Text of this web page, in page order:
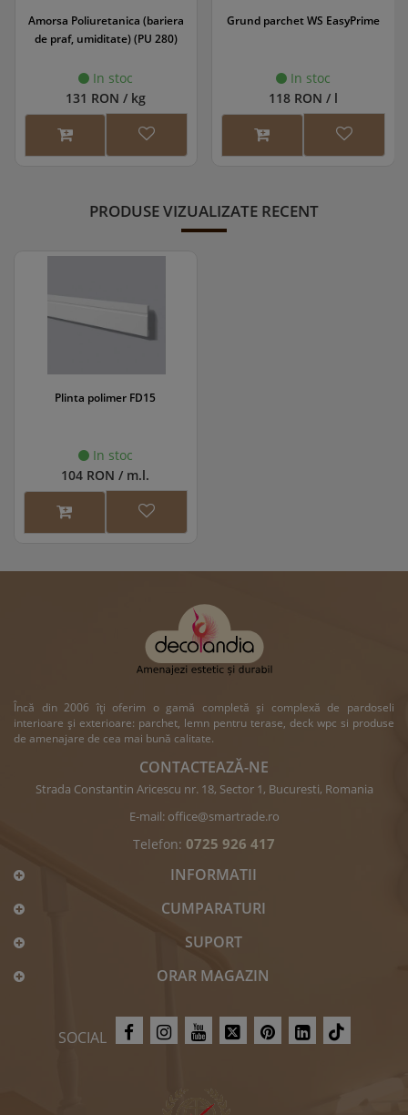
Amorsa Poliuretanica (bariera
de praf, umiditate) (PU 280)
In stoc
131 RON / kg
Grund parchet WS EasyPrime
In stoc
118 RON / l
PRODUSE VIZUALIZATE RECENT
Plinta polimer FD15
In stoc
104 RON / m.l.
Încă din 2006 îți oferim o gamă completă și complexă de pardoseli
interioare și exterioare: parchet, lemn pentru terase, deck wpc si produse
de amenajare de cea mai bună calitate.
CONTACTEAZĂ-NE
Strada Constantin Aricescu nr. 18, Sector 1, Bucuresti, Romania
E-mail: office@smartrade.ro
Telefon: 0725 926 417
INFORMATII
CUMPARATURI
SUPORT
ORAR MAGAZIN
SOCIAL